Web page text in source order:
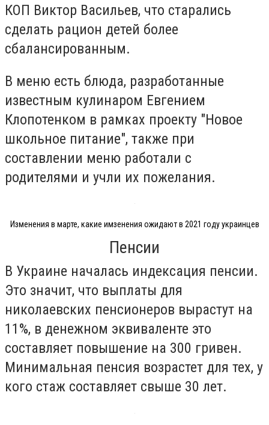
КОП Виктор Васильев, что старались
сделать рацион детей более
сбалансированным.
В меню есть блюда, разработанные
известным кулинаром Евгением
Клопотенком в рамках проекту "Новое
школьное питание", также при
составлении меню работали с
родителями и учли их пожелания.
Изменения в марте, какие имзенения ожидают в 2021 году украинцев
Пенсии
В Украине началась индексация пенсии.
Это значит, что выплаты для
николаевских пенсионеров вырастут на
11%, в денежном эквиваленте это
составляет повышение на 300 гривен.
Минимальная пенсия возрастет для тех, у
кого стаж составляет свыше 30 лет.